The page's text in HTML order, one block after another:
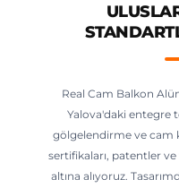
Real Cam Balkon
Yalova'daki entegre
gölgelendirme ve cam
sertifikaları, patentler
altına alıyoruz.